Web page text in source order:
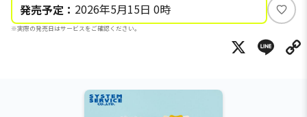
発売予定： 2026年5月15日 0時
※実際の発売日はサービスをご確認ください。
い
ね
X